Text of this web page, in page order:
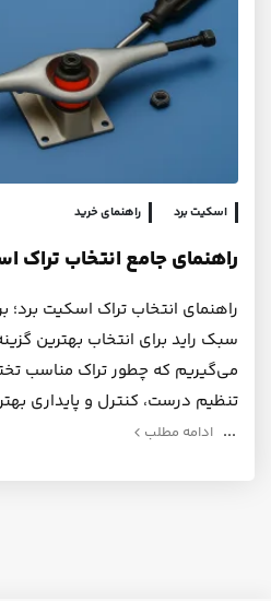
اسکیت برد راهنمای خرید
راهنمای جامع انتخاب تراک
راهنمای انتخاب تراک اسکیت برد؛
سبک راید برای انتخاب بهترین
می‌گیریم که چطور تراک مناسب
تنظیم درست، کنترل و پایداری
ادامه مطلب